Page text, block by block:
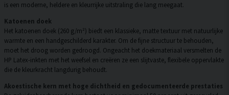
is een moderne, heldere en kleurrijke uitstraling die lang meegaat.
Katoenen doek
Het katoenen doek (260 g/m²) biedt een klassieke, matte textuur met natuurlijke
warmte en een handgeschilderd karakter. Om de fijne structuur te behouden,
moet het droog worden gedroogd. Ongeacht het doekmateriaal versmelten de
HP Latex-inkten met het weefsel en creëren ze een slijtvaste, flexibele oppervlakte
die de kleurkracht langdurig behoudt.
Akoestische kern met hoge dichtheid en gedocumenteerde prestaties